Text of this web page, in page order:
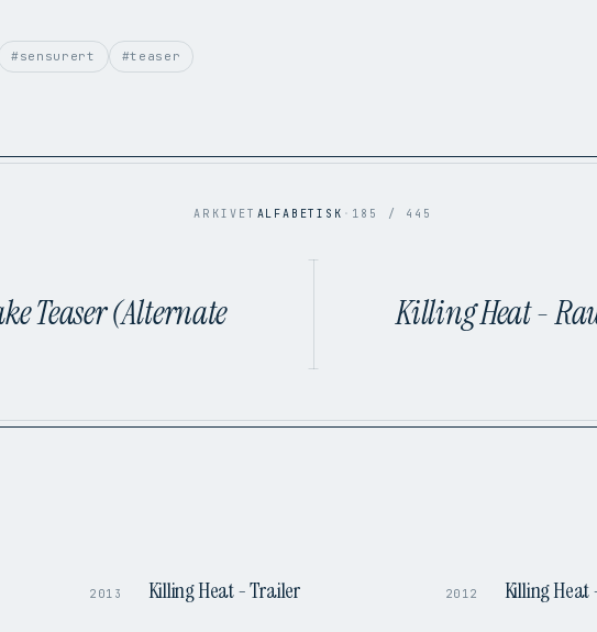
#sensurert #teaser
ARKIVET ALFABETISK · 185 / 445
Teaser (Alternate
Killing Heat -
2013 Killing Heat - Trailer 2012 Killing